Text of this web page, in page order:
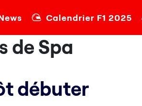
Calendrier F1 2025
de Spa
débuter